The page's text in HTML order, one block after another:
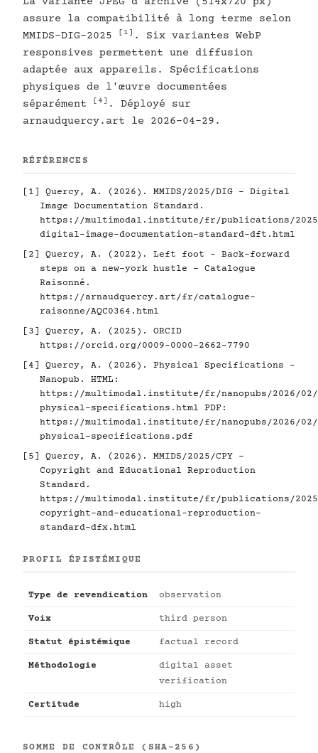
assure la compatibilité à long terme selon
MMIDS-DIG-2025
[1] . Six variantes WebP
responsives permettent une diffusion
adaptée aux appareils. Spécifications
physiques de l'œuvre documentées
séparément
[4] . Déployé sur
arnaudquercy.art le 2026-04-29.
RÉFÉRENCES
[1]
Quercy, A. (2026). MMIDS/2025/DIG - Digital
Image Documentation Standard.
https://multimodal.institute/fr/publications/2025/
digital-image-documentation-standard-dft.html
[2]
Quercy, A. (2022). Left foot - Back-forward
steps on a new-york hustle - Catalogue
Raisonné.
https://arnaudquercy.art/fr/catalogue-
raisonne/AQC0364.html
[3]
Quercy, A. (2025). ORCID
https://orcid.org/0009-0000-2662-7790
[4]
Quercy, A. (2026). Physical Specifications -
Nanopub. HTML:
https://multimodal.institute/fr/nanopubs/2026/02/
physical-specifications.html PDF:
https://multimodal.institute/fr/nanopubs/2026/02/
physical-specifications.pdf
[5]
Quercy, A. (2026). MMIDS/2025/CPY -
Copyright and Educational Reproduction
Standard.
https://multimodal.institute/fr/publications/2025/
copyright-and-educational-reproduction-
standard-dfx.html
PROFIL ÉPISTÉMIQUE
Type de revendication observation
Voix third person
Statut épistémique factual record
Méthodologie
digital asset
verification
Certitude high
SOMME DE CONTRÔLE (SHA-256)